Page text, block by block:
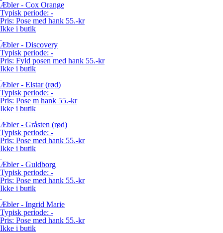
Æbler - Cox Orange
Typisk periode: -
Pris: Pose med hank 55.-kr
Ikke i butik
Æbler - Discovery
Typisk periode: -
Pris: Fyld posen med hank 55.-kr
Ikke i butik
Æbler - Elstar (rød)
Typisk periode: -
Pris: Pose m hank 55.-kr
Ikke i butik
Æbler - Gråsten (rød)
Typisk periode: -
Pris: Pose med hank 55.-kr
Ikke i butik
Æbler - Guldborg
Typisk periode: -
Pris: Pose med hank 55.-kr
Ikke i butik
Æbler - Ingrid Marie
Typisk periode: -
Pris: Pose med hank 55.-kr
Ikke i butik